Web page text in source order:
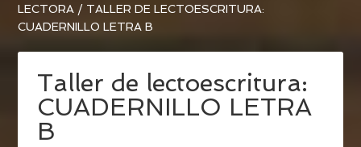
LECTORA / TALLER DE LECTOESCRITURA:
CUADERNILLO LETRA B
Taller de lectoescritura:
CUADERNILLO LETRA
B